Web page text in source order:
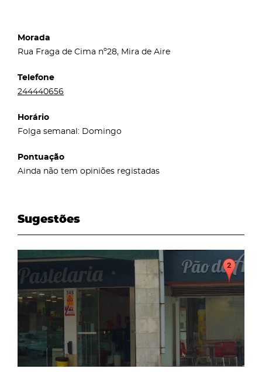
Morada
Rua Fraga de Cima nº28, Mira de Aire
Telefone
244440656
Horário
Folga semanal: Domingo
Pontuação
Ainda não tem opiniões registadas
Sugestões
page